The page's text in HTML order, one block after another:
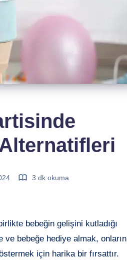
3 dk okuma
bebeğin gelişini kutladığı
ve bebeğe hediye almak, onların
için harika bir fırsattır.